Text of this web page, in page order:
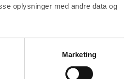
oplysninger med andre data og
brugen af cookies samt
af personoplysninger
Marketing
58 m
Velindrettet lejlighed med flot